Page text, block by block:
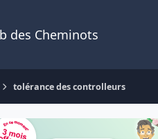
des Cheminots
tolérance des controlleurs